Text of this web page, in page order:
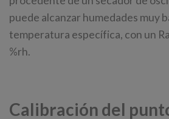
puede alcanzar humedades muy
temperatura específica, con un
%rh.
Calibración del